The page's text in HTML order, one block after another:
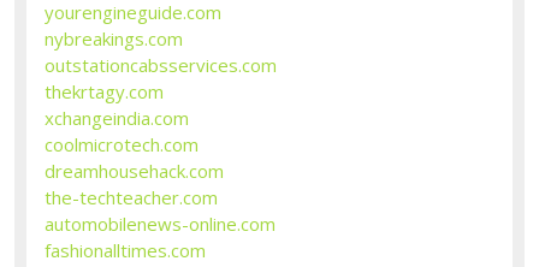
yourengineguide.com
nybreakings.com
outstationcabsservices.com
thekrtagy.com
xchangeindia.com
coolmicrotech.com
dreamhousehack.com
the-techteacher.com
automobilenews-online.com
fashionalltimes.com